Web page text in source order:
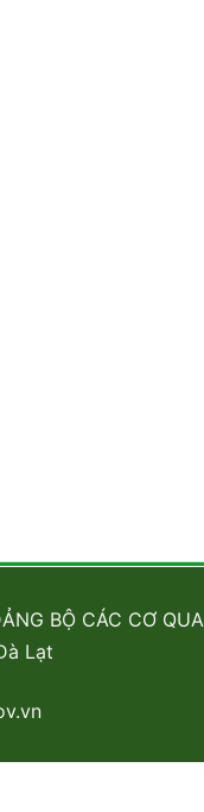
BỘ CÁC CƠ
Lạt